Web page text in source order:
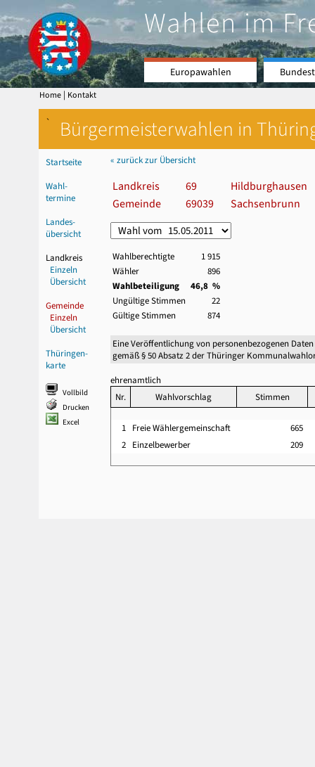
Wahlen im
Europawahlen
Home | Kontakt
` Bürgermeisterwahlen in
Startseite
Wahl-
termine
Landes-
übersicht
Landkreis
Einzeln
Übersicht
Gemeinde
Einzeln
Übersicht
Thüringen-
karte
Vollbild
Drucken
Excel
« zurück zur Übersicht
Landkreis 69
Hildburghausen
Gemeinde
69039 Sachsenbrunn
Wahlberechtigte
1 915
Wähler
896
Wahlbeteiligung
46,8 %
Ungültige Stimmen
22
Gültige Stimmen
874
Eine Veröffentlichung von personenbezogenen
gemäß § 50 Absatz 2 der Thüringer
ehrenamtlich
Nr.
Wahlvorschlag Stimmen
1 Freie Wählergemeinschaft
665
2 Einzelbewerber 209